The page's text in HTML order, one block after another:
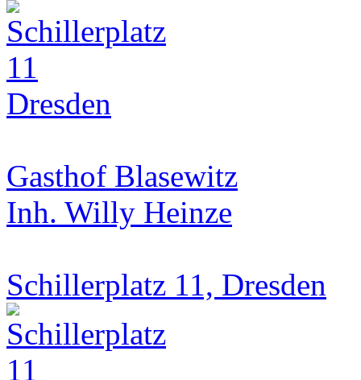
Gasthof Blasewitz
Inh. Willy Heinze
Schillerplatz 11, Dresden